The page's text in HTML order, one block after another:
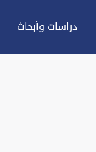
دراسات وأبحاث